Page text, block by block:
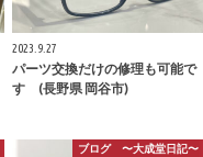
2023.9.27
パーツ交換だけの修理も可能で
す (長野県 岡谷市)
ブログ 〜大成堂日記〜